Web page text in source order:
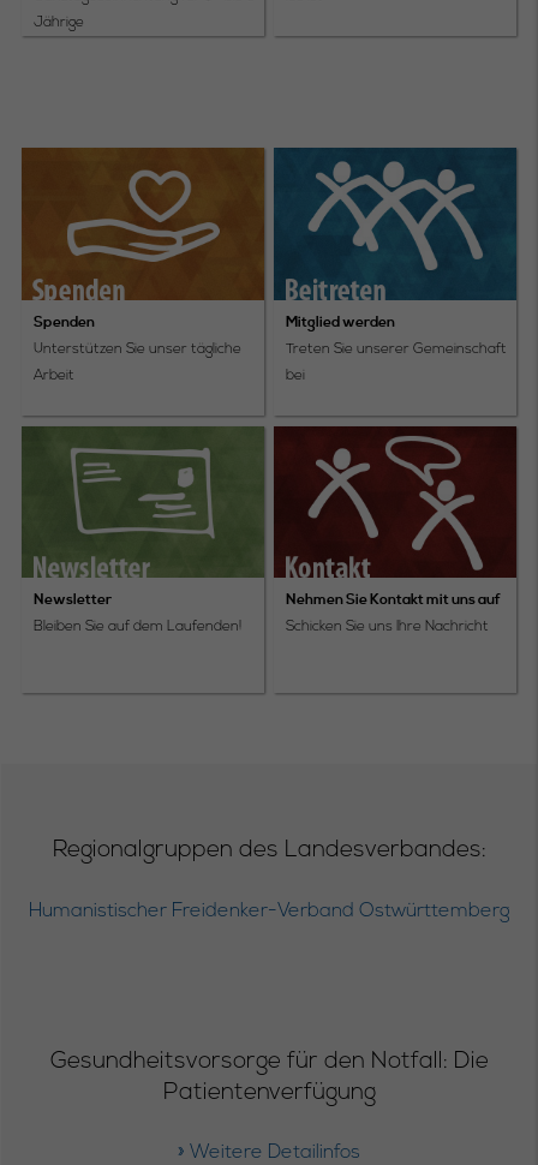
Jährige
Spenden
Unterstützen Sie unser tägliche
Arbeit
Mitglied werden
Treten Sie unserer Gemeinschaft
bei
Newsletter
Bleiben Sie auf dem Laufenden!
Nehmen Sie Kontakt mit uns auf
Schicken Sie uns Ihre Nachricht
Regionalgruppen des Landesverbandes:
Humanistischer Freidenker-Verband Ostwürttemberg
Gesundheitsvorsorge für den Notfall: Die
Patientenverfügung
» Weitere Detailinfos